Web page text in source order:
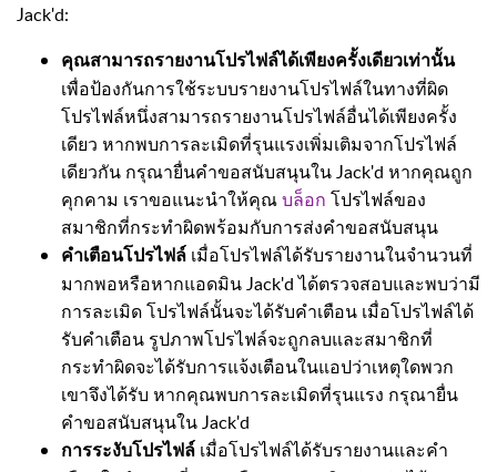
Jack'd:
คุณสามารถรายงานโปรไฟล์ได้เพียงครั้งเดียวเท่านั้น
เพื่อป้องกันการใช้ระบบรายงานโปรไฟล์ในทางที่ผิด
โปรไฟล์หนึ่งสามารถรายงานโปรไฟล์อื่นได้เพียงครั้ง
เดียว หากพบการละเมิดที่รุนแรงเพิ่มเติมจากโปรไฟล์
เดียวกัน กรุณายื่นคำขอสนับสนุนใน Jack'd หากคุณถูก
คุกคาม เราขอแนะนำให้คุณบล็อก โปรไฟล์ของ
สมาชิกที่กระทำผิดพร้อมกับการส่งคำขอสนับสนุน
คำเตือนโปรไฟล์ เมื่อโปรไฟล์ได้รับรายงานในจำนวนที่
มากพอหรือหากแอดมิน Jack'd ได้ตรวจสอบและพบว่ามี
การละเมิด โปรไฟล์นั้นจะได้รับคำเตือน เมื่อโปรไฟล์ได้
รับคำเตือน รูปภาพโปรไฟล์จะถูกลบและสมาชิกที่
กระทำผิดจะได้รับการแจ้งเตือนในแอปว่าเหตุใดพวก
เขาจึงได้รับ หากคุณพบการละเมิดที่รุนแรง กรุณายื่น
คำขอสนับสนุนใน Jack'd
การระงับโปรไฟล์ เมื่อโปรไฟล์ได้รับรายงานและคำ